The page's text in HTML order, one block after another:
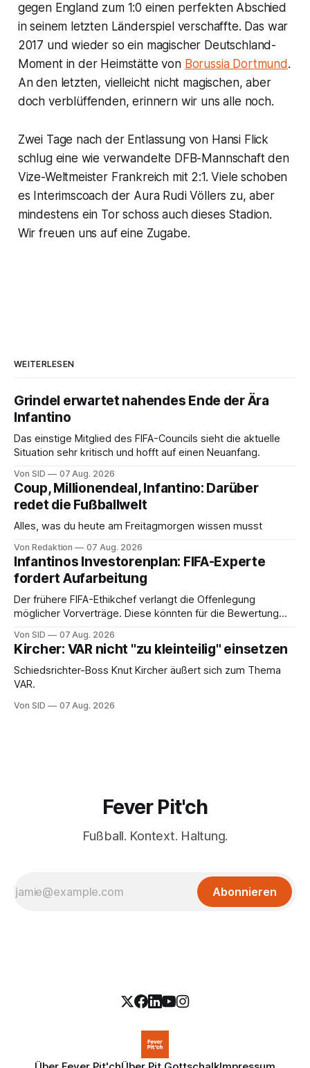
gegen England zum 1:0 einen perfekten Abschied
in seinem letzten Länderspiel verschaffte. Das war
2017 und wieder so ein magischer Deutschland-
Moment in der Heimstätte von Borussia Dortmund .
An den letzten, vielleicht nicht magischen, aber
doch verblüffenden, erinnern wir uns alle noch.
Zwei Tage nach der Entlassung von Hansi Flick
schlug eine wie verwandelte DFB-Mannschaft den
Vize-Weltmeister Frankreich mit 2:1. Viele schoben
es Interimscoach der Aura Rudi Völlers zu, aber
mindestens ein Tor schoss auch dieses Stadion.
Wir freuen uns auf eine Zugabe.
WEITERLESEN
Grindel erwartet nahendes Ende der Ära
Infantino
Das einstige Mitglied des FIFA-Councils sieht die aktuelle
Situation sehr kritisch und hofft auf einen Neuanfang.
Von SID 07 Aug. 2026
Coup, Millionendeal, Infantino: Darüber
redet die Fußballwelt
Alles, was du heute am Freitagmorgen wissen musst
Von Redaktion 07 Aug. 2026
Infantinos Investorenplan: FIFA-Experte
fordert Aufarbeitung
Der frühere FIFA-Ethikchef verlangt die Offenlegung
möglicher Vorverträge. Diese könnten für die Bewertung
Von SID 07 Aug. 2026
Kircher: VAR nicht "zu kleinteilig" einsetzen
Schiedsrichter-Boss Knut Kircher äußert sich zum Thema
VAR.
Von SID 07 Aug. 2026
Fever Pit'ch
Fußball. Kontext. Haltung.
Abonnieren